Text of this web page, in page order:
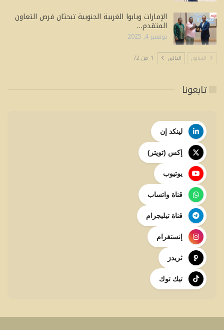
الإمارات وبابوا الغربية الجنوبية تبحثان فرص التعاون
المتقدم…
نوفمبر 4, 2025
السابق التالي 1 من 72
تابعونا
لينكد إن
إكس (تويتر)
يوتيوب
قناة واتساب
قناة تيليجرام
إنستغرام
ثريدز
تيك توك